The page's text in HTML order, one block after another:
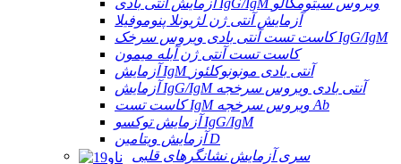
آزمایش آنتی بادی IgG/IgM ویروس سیتومگالو
آزمایش آنتی ژن لژیونلا پنوموفیلا
کاست تست آنتی بادی ویروس سرخک IgG/IgM
کاست تست آنتی ژن آبله میمون
آزمایش IgM آنتی بادی مونونوکلئوز
آزمایش IgG/IgM آنتی بادی ویروس سرخجه
کاست تست IgM ویروس سرخجه Ab
آزمایش توکسو IgG/IgM
آزمایش ویتامین D
سری آزمایش نشانگرهای قلبی